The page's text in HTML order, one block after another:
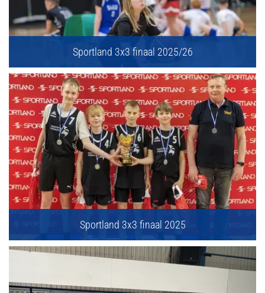
Sportland 3x3 finaal 2025/26
Sportland 3x3 finaal 2025